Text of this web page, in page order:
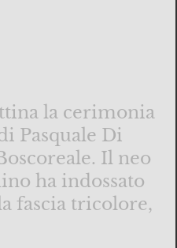
la cerimonia
Pasquale Di
Il neo
ha indossato
fascia tricolore,